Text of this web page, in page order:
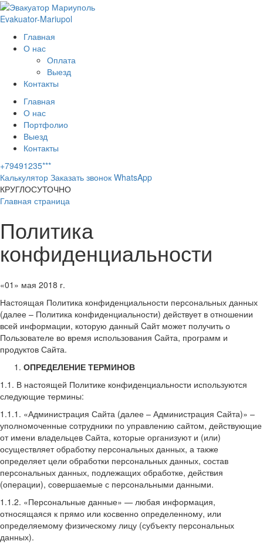
Evakuator-Mariupol
Главная
О нас
Оплата
Выезд
Контакты
Главная
О нас
Портфолио
Выезд
Контакты
+79491235***
Калькулятор Заказать звонок WhatsApp
КРУГЛОСУТОЧНО
Главная страница
Политика
конфиденциальности
«01» мая 2018 г.
Настоящая Политика конфиденциальности персональных данных
(далее – Политика конфиденциальности) действует в отношении
всей информации, которую данный Cайт может получить о
Пользователе во время использования Cайта, программ и
продуктов Сайта.
ОПРЕДЕЛЕНИЕ ТЕРМИНОВ
1.1. В настоящей Политике конфиденциальности используются
следующие термины:
1.1.1. «Администрация Сайта (далее – Администрация Сайта)» –
уполномоченные сотрудники по управлению сайтом, действующие
от имени владельцев Сайта, которые организуют и (или)
осуществляет обработку персональных данных, а также
определяет цели обработки персональных данных, состав
персональных данных, подлежащих обработке, действия
(операции), совершаемые с персональными данными.
1.1.2. «Персональные данные» — любая информация,
относящаяся к прямо или косвенно определенному, или
определяемому физическому лицу (субъекту персональных
данных).